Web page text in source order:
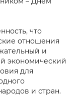
что
отношения
и
экономический
для
и стран.